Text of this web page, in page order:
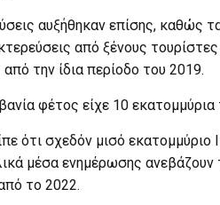
αυξήθηκαν επίσης, καθώς
από ξένους
την ίδια περίοδο του 2019.
φέτος είχε 10 εκατομμύρια
ότι σχεδόν μισό
μέσα ενημέρωσης
το 2022.